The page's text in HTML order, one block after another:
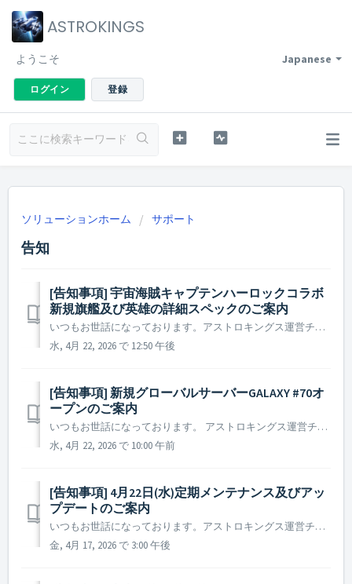
ASTROKINGS
Japanese
ようこそ
ログイン 登録
ソリューションホーム サポート
告知
[告知事項] 宇宙海賊キャプテンハーロックコラボ
新規旗艦及び英雄の詳細スペックのご案内
いつもお世話になっております。アストロキングス運営チームです。 宇宙海賊キャプテンハーロックの伝説の英雄たちと新規旗艦 [新]アルカディアがついに出撃しました！ 圧倒的な力を秘めた新規旗艦と英雄たちの性能を確認して、 果てなき星の海で、司令官様だけの新たな伝説を刻んでください！ ▶...
水, 4月 22, 2026 で 12:50 午後
[告知事項] 新規グローバルサーバーGALAXY #70オ
ープンのご案内
いつもお世話になっております。 アストロキングス運営チームです。 新規グローバルサーバーGALAXY #70をオープンすることとなりましたので、ご案内いたします。 ▶ 新規グローバルサーバーGALAXY #70オープンのご案内 - オープン日時：2026年4月22日定期メンテナンス終了後 ...
水, 4月 22, 2026 で 10:00 午前
[告知事項] 4月22日(水)定期メンテナンス及びアッ
プデートのご案内
いつもお世話になっております。アストロキングス運営チームです。 2026年4月22日(水)に実施予定の定期メンテナンス及びアップデート内容についてご案内いたします。 ※ 本告知は事前告知であり、諸事情により一部内容が変更となる場合がございます。その際は改めてご案内いたします。 ▶ ...
金, 4月 17, 2026 で 3:00 午後